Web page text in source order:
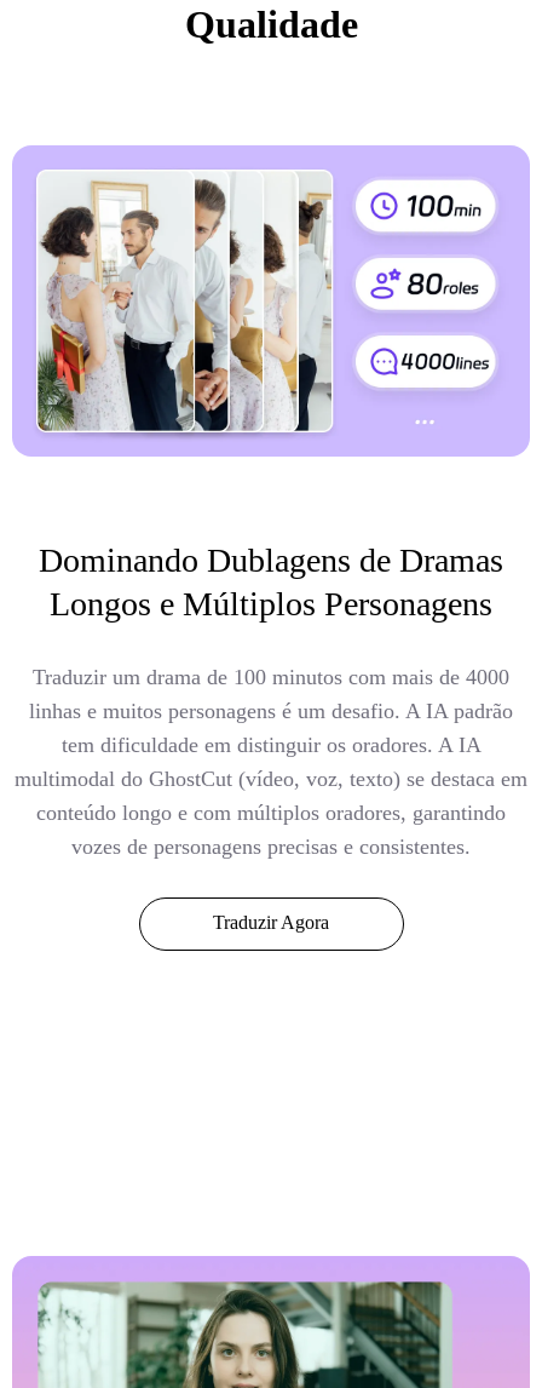
Qualidade
Dominando Dublagens de Dramas
Longos e Múltiplos Personagens
Traduzir um drama de 100 minutos com mais de 4000
linhas e muitos personagens é um desafio. A IA padrão
tem dificuldade em distinguir os oradores. A IA
multimodal do GhostCut (vídeo, voz, texto) se destaca em
conteúdo longo e com múltiplos oradores, garantindo
vozes de personagens precisas e consistentes.
Traduzir Agora